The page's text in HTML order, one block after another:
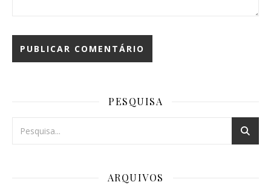
PESQUISA
ARQUIVOS